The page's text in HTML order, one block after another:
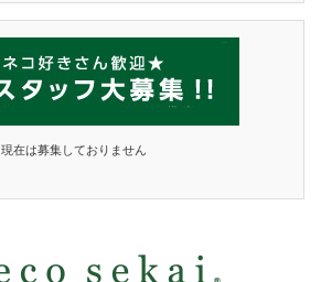
現在は募集しておりません